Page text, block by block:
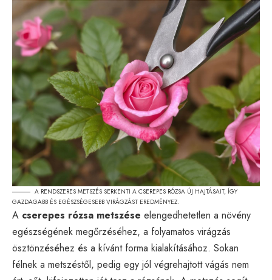
A RENDSZERES METSZÉS SERKENTI A CSEREPES RÓZSA ÚJ HAJTÁSAIT, ÍGY
GAZDAGABB ÉS EGÉSZSÉGESEBB VIRÁGZÁST EREDMÉNYEZ.
A cserepes rózsa metszése elengedhetetlen a növény
egészségének megőrzéséhez, a folyamatos virágzás
ösztönzéséhez és a kívánt forma kialakításához. Sokan
félnek a metszéstől, pedig egy jól végrehajtott vágás nem